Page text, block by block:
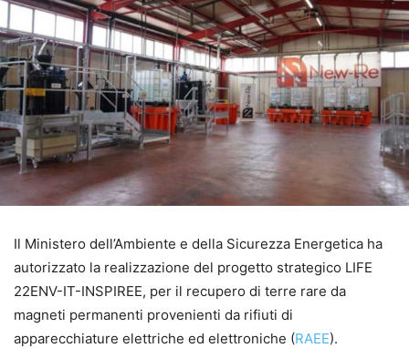
Il Ministero dell’Ambiente e della Sicurezza Energetica ha
autorizzato la realizzazione del progetto strategico LIFE
22ENV-IT-INSPIREE, per il recupero di terre rare da
magneti permanenti provenienti da rifiuti di
apparecchiature elettriche ed elettroniche (RAEE).